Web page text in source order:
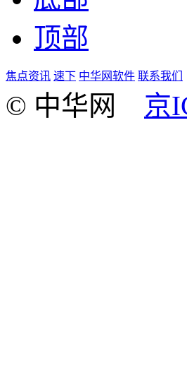
顶部
焦点资讯 速下 中华网软件 联系我们
© 中华网 京